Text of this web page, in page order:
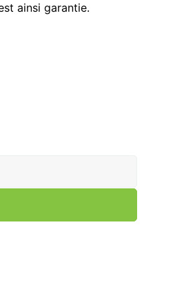
ainsi garantie.